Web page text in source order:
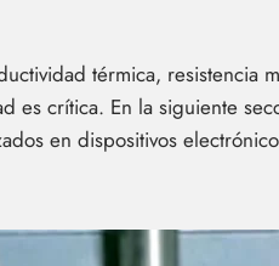
térmica, resistencia
es crítica. En la siguiente
en dispositivos